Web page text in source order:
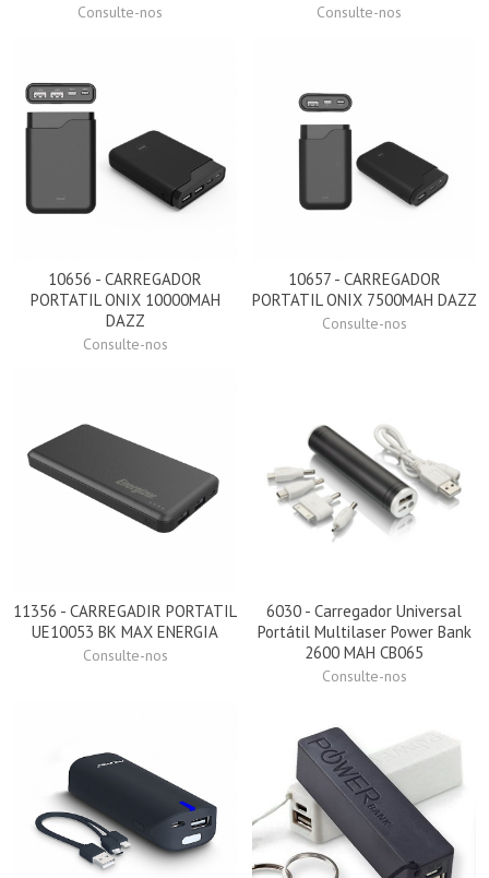
Consulte-nos Consulte-nos
10656 - CARREGADOR
PORTATIL ONIX 10000MAH
DAZZ
Consulte-nos
10657 - CARREGADOR
PORTATIL ONIX 7500MAH DAZZ
Consulte-nos
11356 - CARREGADIR PORTATIL
UE10053 BK MAX ENERGIA
Consulte-nos
6030 - Carregador Universal
Portátil Multilaser Power Bank
2600 MAH CB065
Consulte-nos